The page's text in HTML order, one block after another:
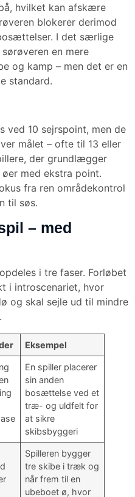
hvilket kan afskære
blokerer derimod
I det særlige
en mere
og kamp – men det er en
standard.
ved 10 sejrspoint, men de
målet – ofte til 13 eller
der grundlægger
med ekstra point.
fra ren områdekontrol
til søs.
– med
i tre faser. Forløbet
i introscenariet, hvor
og skal sejle ud til mindre
Eksempel
En spiller placerer
sin anden
bosættelse ved et
træ- og uldfelt for
at sikre
skibsbyggeri
Spilleren bygger
tre skibe i træk og
når frem til en
ubeboet ø, hvor